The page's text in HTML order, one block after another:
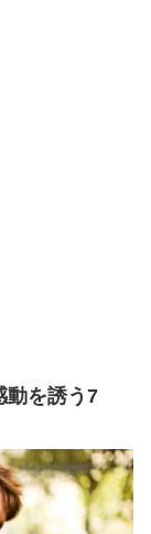
動を誘う7